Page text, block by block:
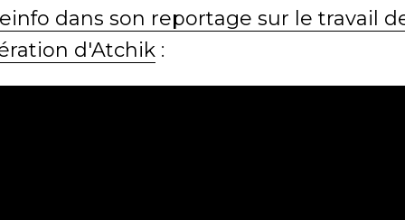
dans son reportage sur le travail
d'Atchik :